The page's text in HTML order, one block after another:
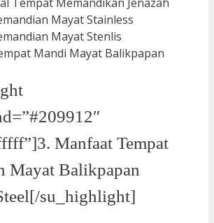
Manfaat Tempat
Mayat Balikpapan
su_highlight]